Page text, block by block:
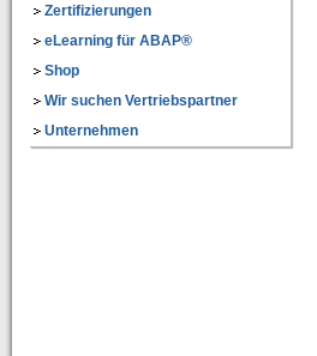
CT-Codeview&Analyzer 3.0
=> Visualisierung von ABAP-Programmcode
CT-Test&Optimizer 2.0
=> Grafisches Add-On zur SAP® ABAP
Kurs 2: Erweiterung von Sprachumfang
Zertifizierungen
eLearning für ABAP®
Shop
Wir suchen Vertriebspartner
Unternehmen